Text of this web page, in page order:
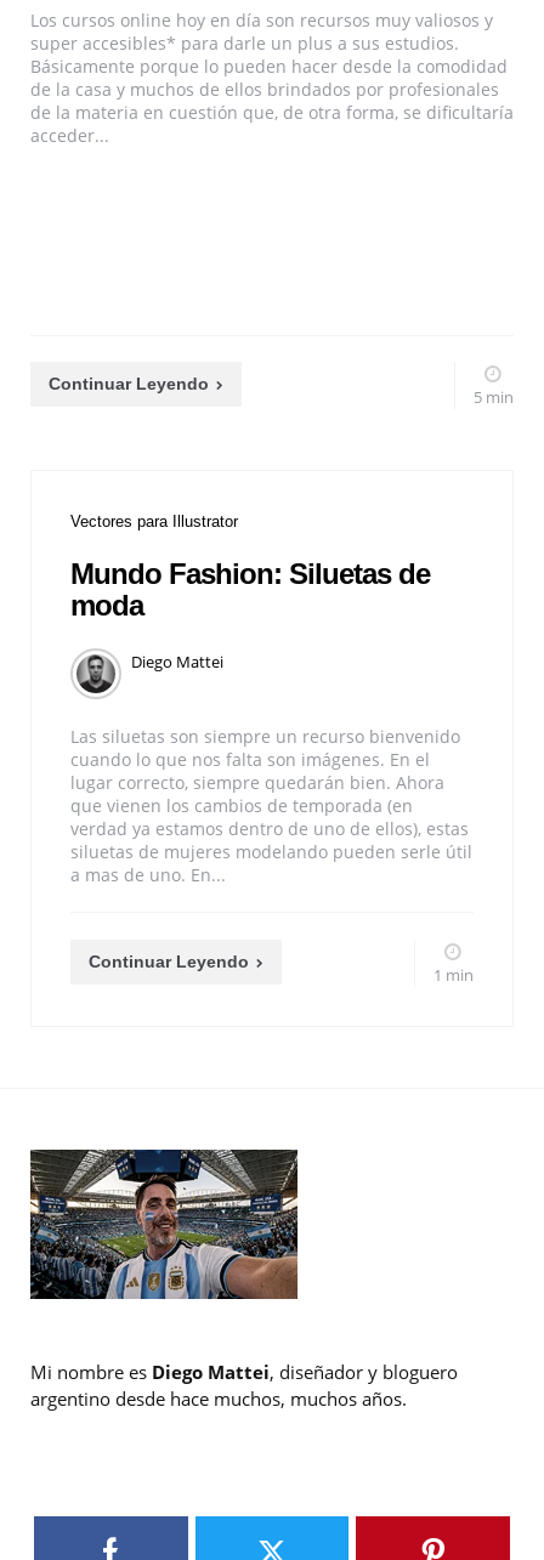
Los cursos online hoy en día son recursos muy valiosos y
super accesibles* para darle un plus a sus estudios.
Básicamente porque lo pueden hacer desde la comodidad
de la casa y muchos de ellos brindados por profesionales
de la materia en cuestión que, de otra forma, se dificultaría
acceder...
Continuar Leyendo
5 min
Vectores para Illustrator
Mundo Fashion: Siluetas de
moda
Diego Mattei
Las siluetas son siempre un recurso bienvenido
cuando lo que nos falta son imágenes. En el
lugar correcto, siempre quedarán bien. Ahora
que vienen los cambios de temporada (en
verdad ya estamos dentro de uno de ellos), estas
siluetas de mujeres modelando pueden serle útil
a mas de uno. En...
Continuar Leyendo
1 min
Mi nombre es Diego Mattei, diseñador y bloguero
argentino desde hace muchos, muchos años.